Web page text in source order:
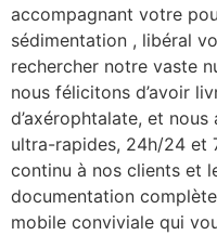
accompagnant votre
sédimentation , libéral
rechercher notre vaste
nous félicitons d’avoir
d’axérophtalate, et
ultra-rapides, 24h/24 et
continu à nos clients et
documentation
mobile conviviale qui